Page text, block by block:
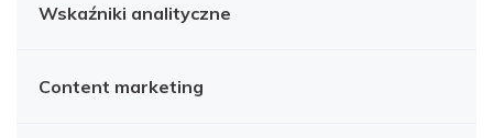
Wskaźniki analityczne
Content marketing